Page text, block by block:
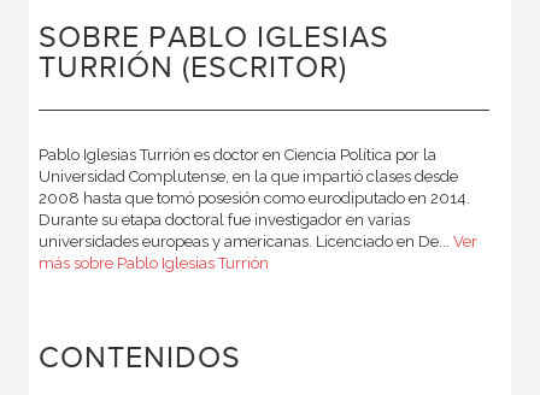
SOBRE PABLO IGLESIAS
TURRIÓN (ESCRITOR)
Pablo Iglesias Turrión es doctor en Ciencia Política por la
Universidad Complutense, en la que impartió clases desde
2008 hasta que tomó posesión como eurodiputado en 2014.
Durante su etapa doctoral fue investigador en varias
universidades euro­peas y americanas. Licenciado en De... Ver
más sobre Pablo Iglesias Turrión
CONTENIDOS